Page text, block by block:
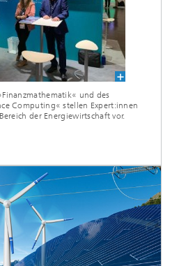
und des
Computing« stellen Expert:innen
der Energiewirtschaft vor.